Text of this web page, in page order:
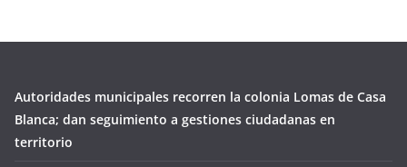
Autoridades municipales recorren la colonia Lomas de Casa
Blanca; dan seguimiento a gestiones ciudadanas en
territorio